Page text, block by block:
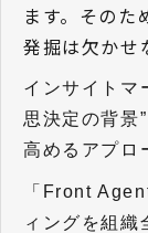
ます。そのた
発掘は欠かせ
インサイトマ
思決定の背景
高めるアプロ
「Front
ィングを組織